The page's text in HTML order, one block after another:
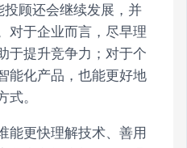
投顾还会继续发展，并
对于企业而言，尽早理
于提升竞争力；对于个
能化产品，也能更好地
。
能更快理解技术、善用